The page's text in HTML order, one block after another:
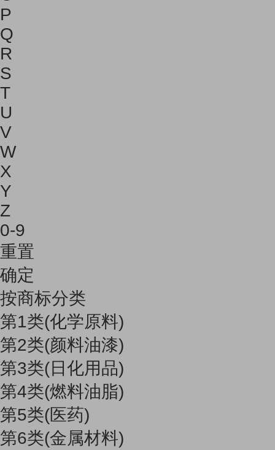
P
Q
R
S
T
U
V
W
X
Y
Z
0-9
重置
确定
按商标分类
第1类(化学原料)
第2类(颜料油漆)
第3类(日化用品)
第4类(燃料油脂)
第5类(医药)
第6类(金属材料)